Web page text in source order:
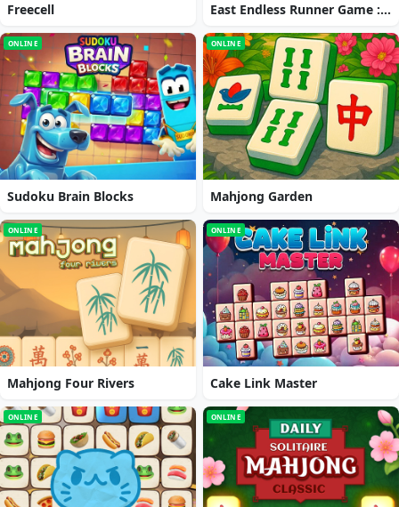
Freecell East Endless Runner Game : Prince Rash Adventure
ONLINE
Sudoku Brain Blocks
ONLINE
Mahjong Garden
ONLINE
Mahjong Four Rivers
ONLINE
Cake Link Master
ONLINE ONLINE